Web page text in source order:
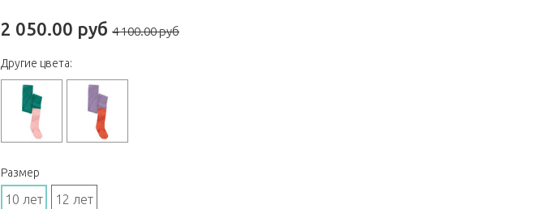
2 050.00 руб 4 100.00 руб
Другие цвета:
Размер
10 лет 12 лет